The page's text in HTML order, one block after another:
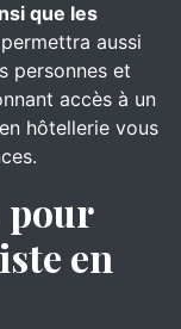
que les
aussi
personnes et
accès à un
hôtellerie vous
pour
en